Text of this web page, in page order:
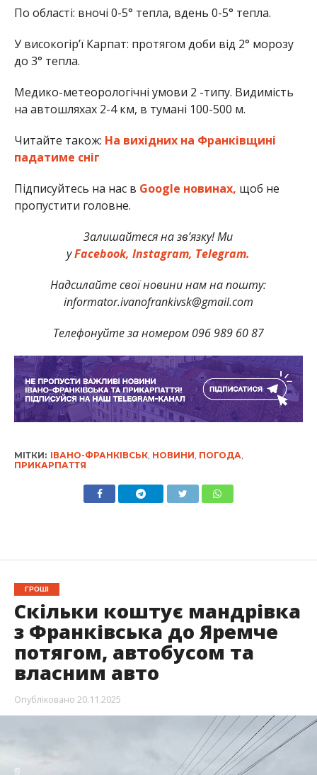
По області: вночі 0-5° тепла, вдень 0-5° тепла.
У високогір’ї Карпат: протягом доби від 2° морозу
до 3° тепла.
Медико-метеорологічні умови 2 -типу. Видимість
на автошляхах 2-4 км, в тумані 100-500 м.
Читайте також: На вихідних на Франківщині
падатиме сніг
Підписуйтесь на нас в Google новинах, щоб не
пропустити головне.
Залишайтеся на зв’язку! Ми
уFacebook, Instagram, Telegram.
Надсилайте свої новини нам на пошту:
informator.ivanofrankivsk@gmail.com
Телефонуйте за номером 096 989 60 87
МІТКИ: ІВАНО-ФРАНКІВСЬК, НОВИНИ ПОГОДА
ПРИКАРПАТТЯ
ГРОШІ
Скільки коштує мандрівка
з Франківська до Яремче
потягом, автобусом та
власним авто
Опубліковано 20.11.2025